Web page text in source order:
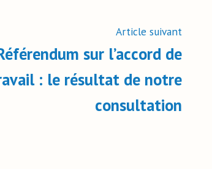
Article suivant
sur l’accord de
: le résultat de notre
consultation